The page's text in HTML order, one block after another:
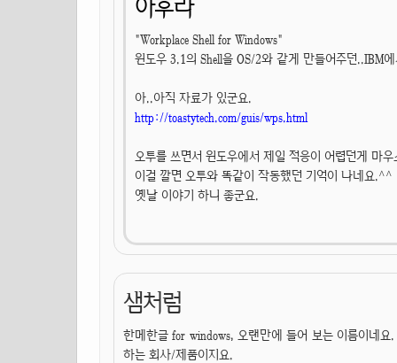
아후라
"Workplace Shell for Windows"
윈도우 3.1의 Shell을 OS/2와 같게 만들어주던..IBM
아..아직 자료가 있군요.
http://toastytech.com/guis/wps.html
오투를 쓰면서 윈도우에서 제일 적응이 어렵던게 마
이걸 깔면 오투와 똑같이 작동했던 기억이 나네요.^^
옛날 이야기 하니 좋군요.
샘처럼
한메한글 for windows, 오랜만에 들어 보는 이름이네
하는 회사/제품이지요.